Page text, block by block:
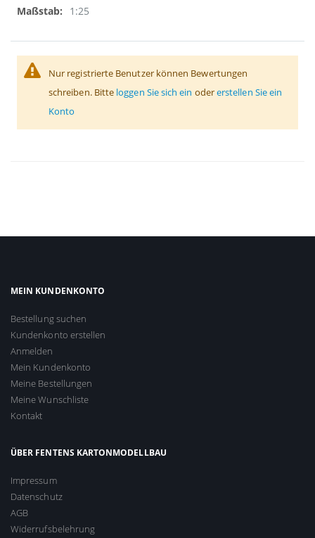
1:25
Nur registrierte Benutzer können Bewertungen
schreiben. Bitte loggen Sie sich ein odererstellen Sie ein
Konto
MEIN KUNDENKONTO
Bestellung suchen
Kundenkonto erstellen
Anmelden
Mein Kundenkonto
Meine Bestellungen
Meine Wunschliste
Kontakt
ÜBER FENTENS KARTONMODELLBAU
Impressum
Datenschutz
AGB
Widerrufsbelehrung